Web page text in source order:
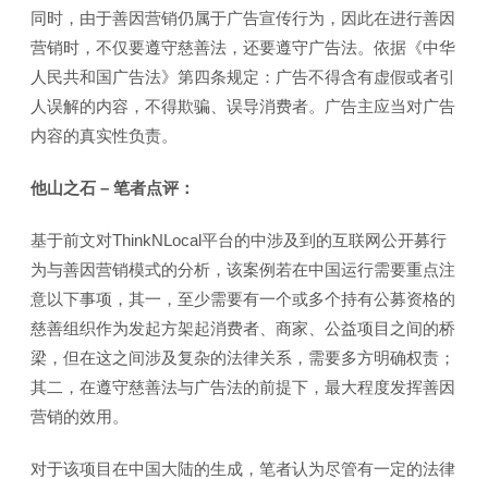
同时，由于善因营销仍属于广告宣传行为，因此在进行善因
营销时，不仅要遵守慈善法，还要遵守广告法。依据《中华
人民共和国广告法》第四条规定：广告不得含有虚假或者引
人误解的内容，不得欺骗、误导消费者。广告主应当对广告
内容的真实性负责。
他山之石 – 笔者点评：
基于前文对ThinkNLocal平台的中涉及到的互联网公开募行
为与善因营销模式的分析，该案例若在中国运行需要重点注
意以下事项，其一，至少需要有一个或多个持有公募资格的
慈善组织作为发起方架起消费者、商家、公益项目之间的桥
梁，但在这之间涉及复杂的法律关系，需要多方明确权责；
其二，在遵守慈善法与广告法的前提下，最大程度发挥善因
营销的效用。
对于该项目在中国大陆的生成，笔者认为尽管有一定的法律